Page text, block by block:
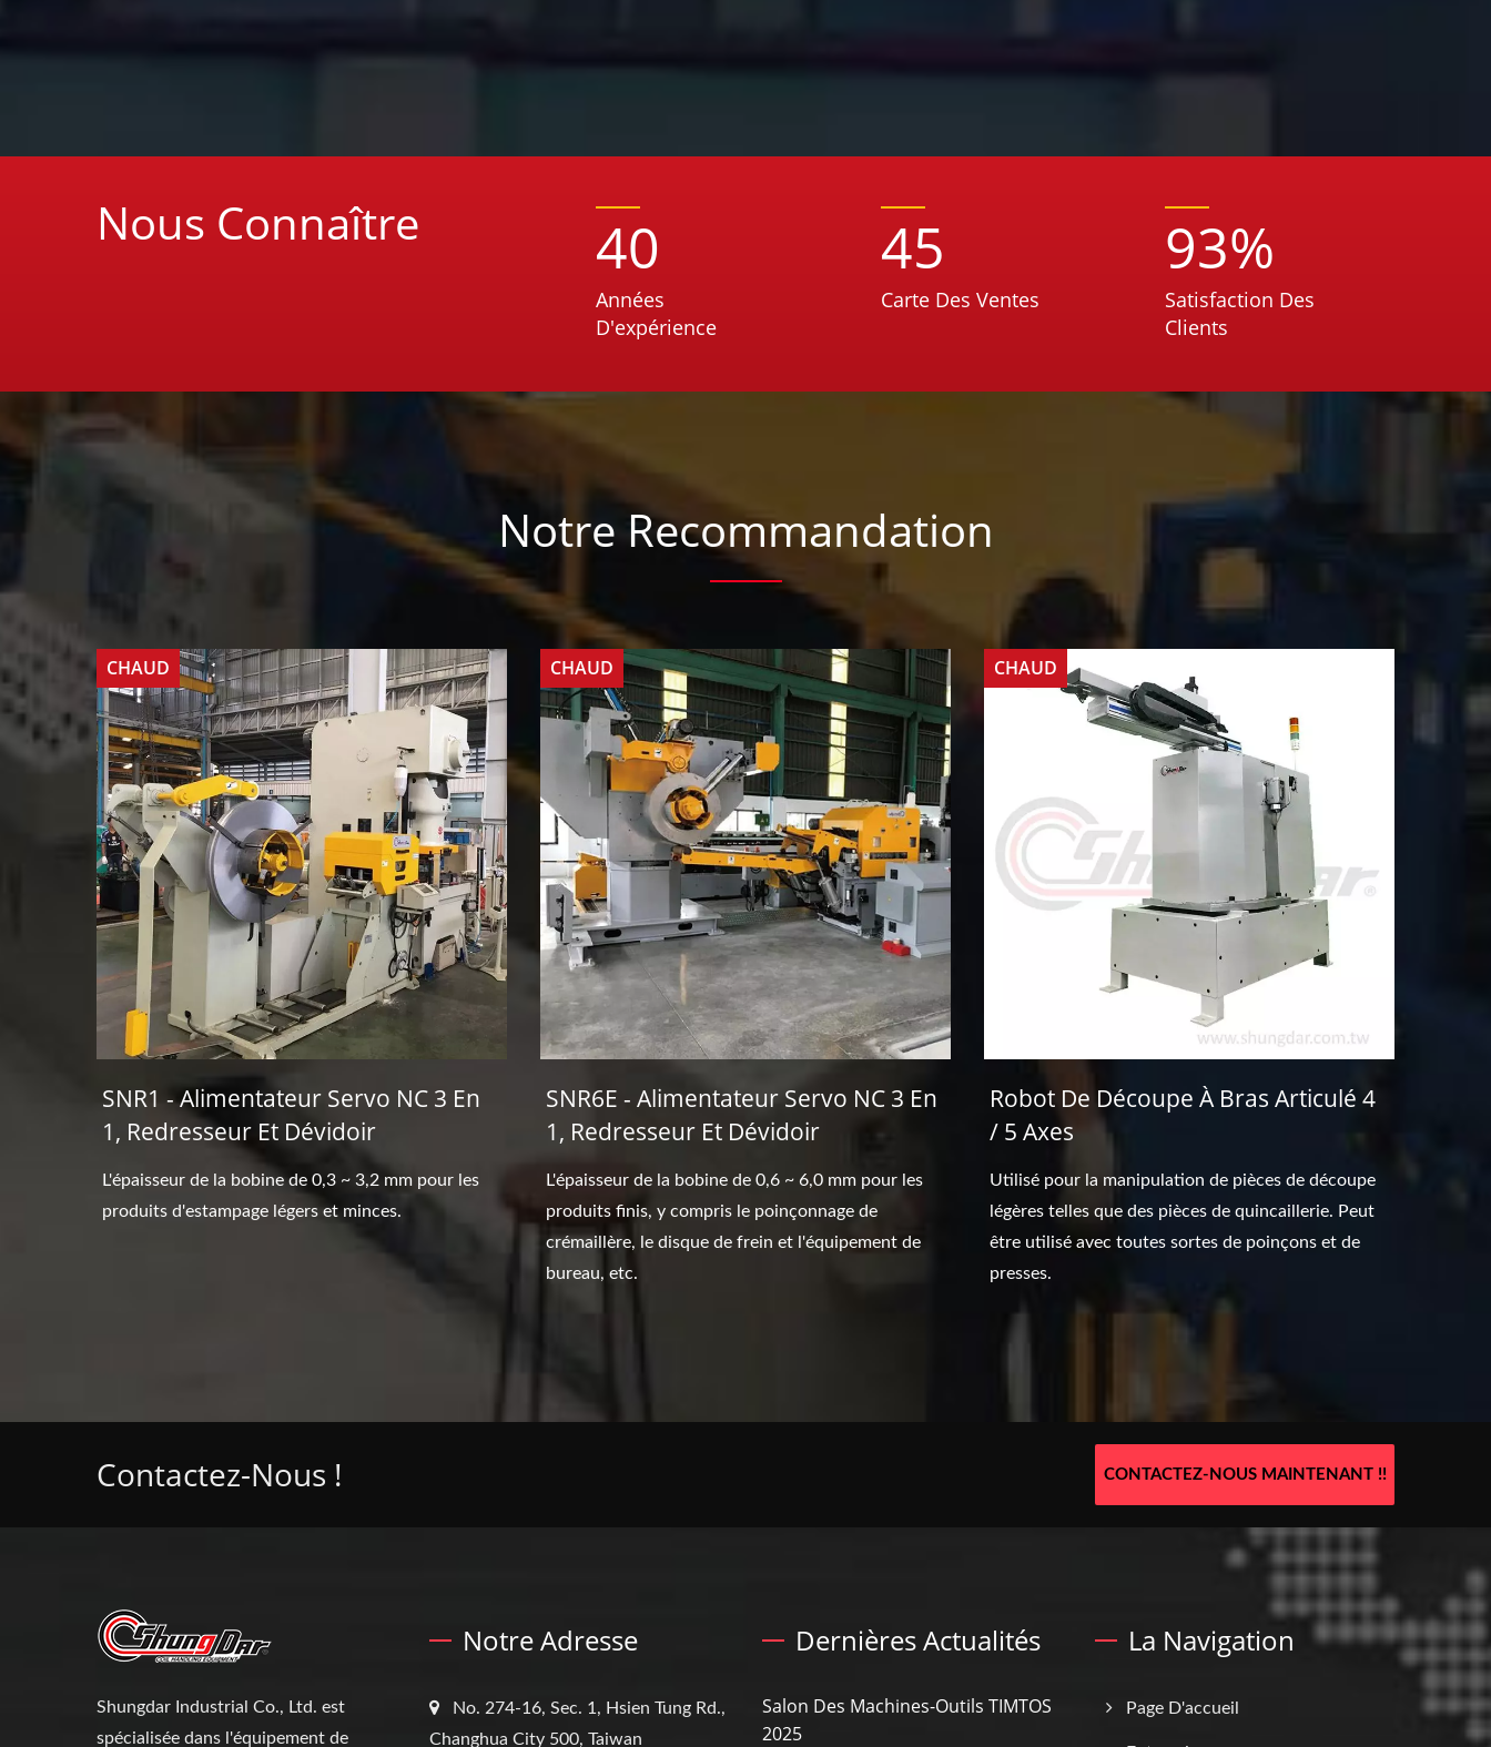
Nous Connaître 40
Années
D'expérience
45
Carte Des Ventes
93%
Satisfaction Des
Clients
Notre Recommandation
CHAUD
SNR1 - Alimentateur Servo NC 3 En
1, Redresseur Et Dévidoir
L'épaisseur de la bobine de 0,3 ~ 3,2 mm pour les
produits d'estampage légers et minces.
CHAUD
SNR6E - Alimentateur Servo NC 3 En
1, Redresseur Et Dévidoir
L'épaisseur de la bobine de 0,6 ~ 6,0 mm pour les
produits finis, y compris le poinçonnage de
crémaillère, le disque de frein et l'équipement de
bureau, etc.
CHAUD
Robot De Découpe À Bras Articulé 4
/ 5 Axes
Utilisé pour la manipulation de pièces de découpe
légères telles que des pièces de quincaillerie. Peut
être utilisé avec toutes sortes de poinçons et de
presses.
Contactez-Nous ! CONTACTEZ-NOUS MAINTENANT !!
Shungdar Industrial Co., Ltd. est
spécialisée dans l'équipement de
Notre Adresse
No. 274-16, Sec. 1, Hsien Tung Rd.,
Changhua City 500, Taiwan
Dernières Actualités
Salon Des Machines-Outils TIMTOS
2025
La Navigation
Page D'accueil